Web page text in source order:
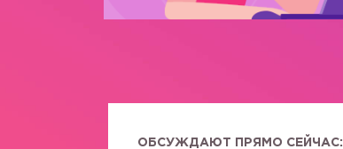
ОБСУЖДАЮТ ПРЯМО СЕЙЧАС: